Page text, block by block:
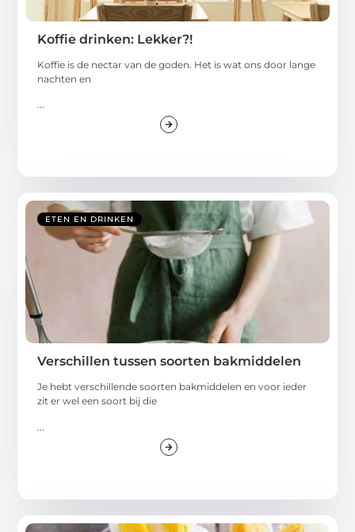
Koffie drinken: Lekker?!
Koffie is de nectar van de goden. Het is wat ons door lange
nachten en
...
ETEN EN DRINKEN
Verschillen tussen soorten bakmiddelen
Je hebt verschillende soorten bakmiddelen en voor ieder
zit er wel een soort bij die